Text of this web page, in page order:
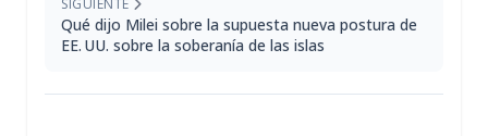
SIGUIENTE
Qué dijo Milei sobre la supuesta nueva postura de
EE. UU. sobre la soberanía de las islas